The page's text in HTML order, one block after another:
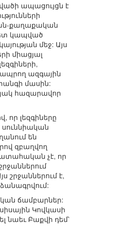
ապացույցն է
քաղաքական
կապված
մեջ: Այս
միացյալ
ապրող ազգային
մասին:
հազարավոր
որ լեզգիները
սուննիական
են
զբաղվող
չէ, որ
շրջաններում է,
ճամբարներ:
Կովկասի
նաեւ Բաքվի դեմ՝